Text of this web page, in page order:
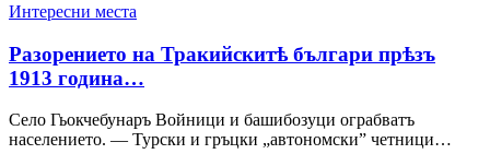
Интересни места
Разорението на Тракийскитѣ българи прѣзъ
1913 година…
Село Гьокчебунаръ Войници и башибозуци ограбватъ
населението. — Турски и гръцки „автономски” четници…